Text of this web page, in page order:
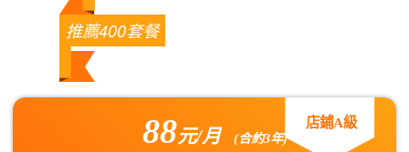
推薦400套餐
88元/月 (合約3年)
店鋪A級